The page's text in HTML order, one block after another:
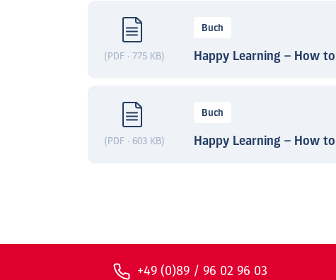
Buch
Happy Learning – How
(PDF · 775 KB)
Buch
Happy Learning – How
(PDF · 603 KB)
+49 (0)89 / 96 02 96 03